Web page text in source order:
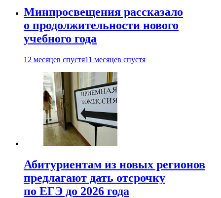
Минпросвещения рассказало
о продолжительности нового
учебного года
12 месяцев спустя11 месяцев спустя
Абитуриентам из новых регионов
предлагают дать отсрочку
по ЕГЭ до 2026 года